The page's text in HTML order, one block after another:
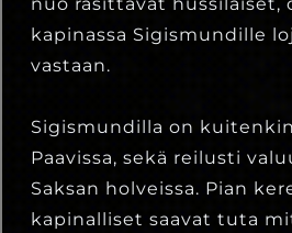
kapinassa Sigismundille
vastaan.
Sigismundilla on
Paavissa, sekä reilusti
Saksan holveissa. Pian
kapinalliset saavat tuta